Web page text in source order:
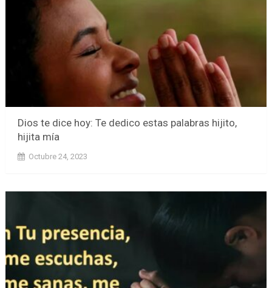
Dios te dice hoy: Te dedico estas palabras hijito,
hijita mía
Octubre 24, 2023